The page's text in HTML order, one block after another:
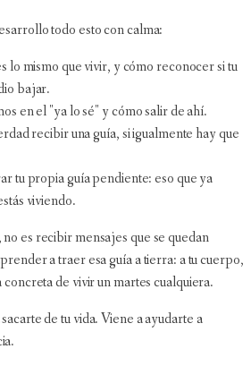
todo esto con calma:
lo mismo que vivir, y cómo reconocer si tu
bajar.
en el "ya lo sé" y cómo salir de ahí.
recibir una guía, si igualmente hay que
tu propia guía pendiente: eso que ya
viviendo.
es recibir mensajes que se quedan
a traer esa guía a tierra: a tu cuerpo,
concreta de vivir un martes cualquiera.
de tu vida. Viene a ayudarte a